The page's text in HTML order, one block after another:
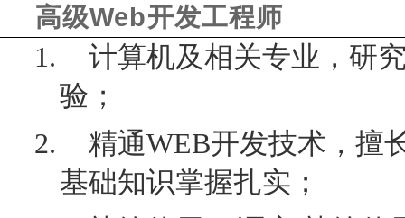
高级Web开发工程师
1.
计算机及相关专业，研
验；
2.
精通WEB开发技术，擅
基础知识掌握扎实；